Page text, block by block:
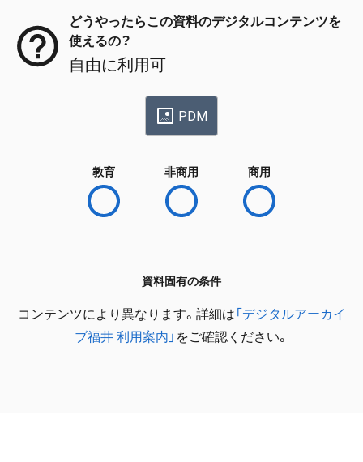
どうやったらこの資料のデジタルコンテンツを
使えるの？
自由に利用可
PDM
教育 非商用 商用
資料固有の条件
コンテンツにより異なります。詳細は 「デジタルアーカイ
ブ福井 利用案内」 をご確認ください。